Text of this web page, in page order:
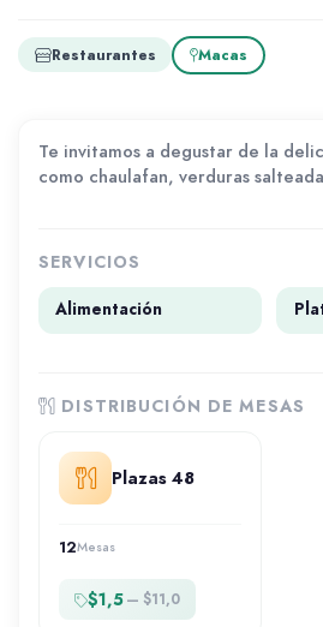
Restaurantes Macas
Te invitamos a degustar de la
como chaulafan, verduras
SERVICIOS
Alimentación
DISTRIBUCIÓN DE MESAS
Plazas 48
12Mesas
$1,5 — $11,0